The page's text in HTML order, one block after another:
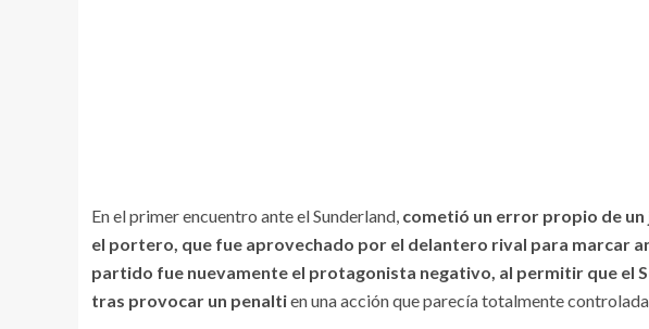
En el primer encuentro ante el Sunderland, cometió un error propio de un
el portero, que fue aprovechado por el delantero rival para marcar
partido fue nuevamente el protagonista negativo, al permitir que el
tras provocar un penaltien una acción que parecía totalmente